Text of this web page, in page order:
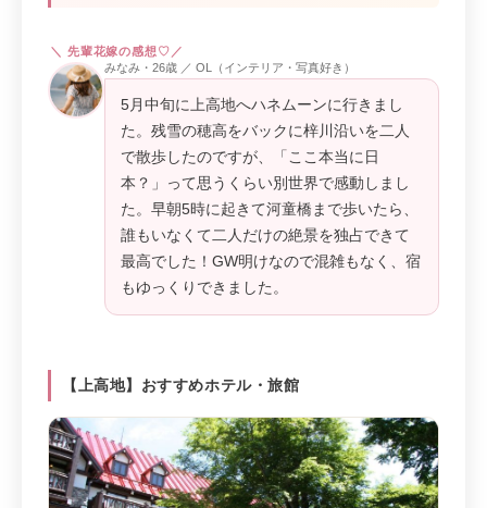
みなみ・26歳 ／ OL（インテリア・写真好き）
5月中旬に上高地へハネムーンに行きまし
た。残雪の穂高をバックに梓川沿いを二人
で散歩したのですが、「ここ本当に日
本？」って思うくらい別世界で感動しまし
た。早朝5時に起きて河童橋まで歩いたら、
誰もいなくて二人だけの絶景を独占できて
最高でした！GW明けなので混雑もなく、宿
もゆっくりできました。
【上高地】おすすめホテル・旅館